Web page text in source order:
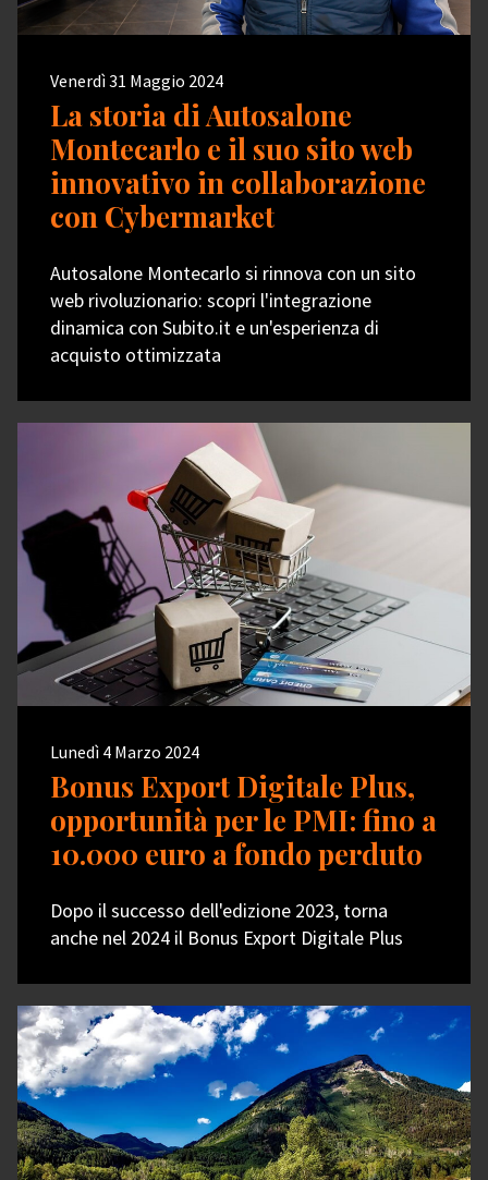
Venerdì 31 Maggio 2024
La storia di Autosalone
Montecarlo e il suo sito web
innovativo in collaborazione
con Cybermarket
Autosalone Montecarlo si rinnova con un sito
web rivoluzionario: scopri l'integrazione
dinamica con Subito.it e un'esperienza di
acquisto ottimizzata
Lunedì 4 Marzo 2024
Bonus Export Digitale Plus,
opportunità per le PMI: fino a
10.000 euro a fondo perduto
Dopo il successo dell'edizione 2023, torna
anche nel 2024 il Bonus Export Digitale Plus